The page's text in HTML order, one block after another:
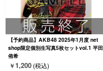
【予約商品】AKB48 2025年1月度 net
shop限定個別生写真5枚セットvol.1 平田
侑希
￥ 1,200(税込)